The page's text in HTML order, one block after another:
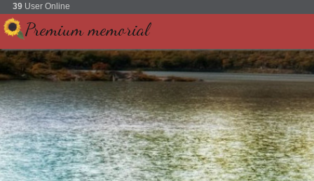
39 User Online
Premium memorial